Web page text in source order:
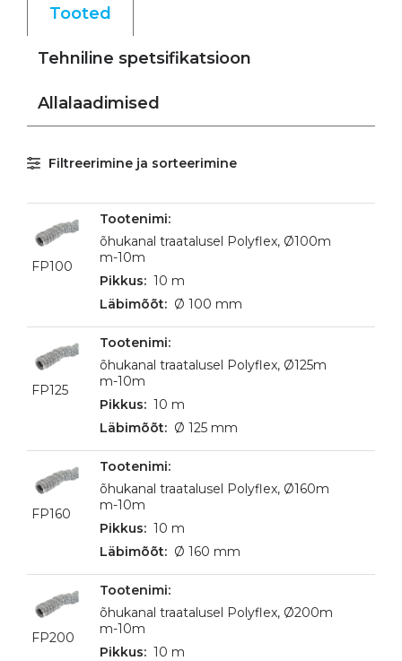
Tooted
Tehniline spetsifikatsioon
Allalaadimised
Filtreerimine ja sorteerimine
FP100
õhukanal traatalusel Polyflex, Ø100m
m-10m
10 m
Ø 100 mm
FP125
õhukanal traatalusel Polyflex, Ø125m
m-10m
10 m
Ø 125 mm
FP160
õhukanal traatalusel Polyflex, Ø160m
m-10m
10 m
Ø 160 mm
FP200
õhukanal traatalusel Polyflex, Ø200m
m-10m
10 m